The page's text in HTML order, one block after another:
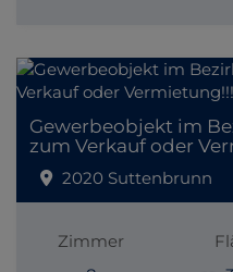
Gewerbeobjekt im
zum Verkauf oder
2020 Suttenbrunn
Zimmer